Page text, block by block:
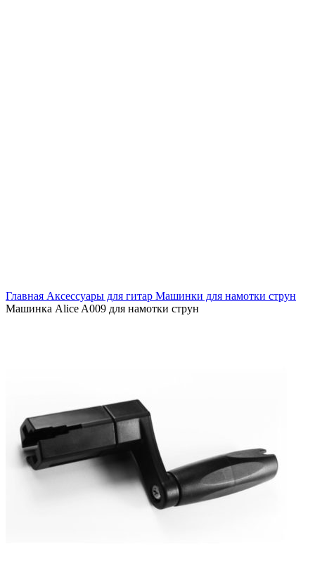
Главная Аксессуары для гитар Машинки для намотки струн
Машинка Alice A009 для намотки струн